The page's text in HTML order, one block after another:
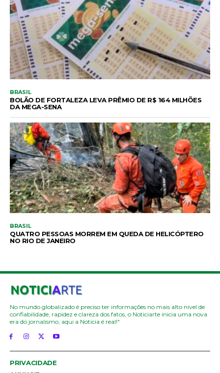
BRASIL
BOLÃO DE FORTALEZA LEVA PRÊMIO DE R$ 164 MILHÕES
DA MEGA-SENA
BRASIL
QUATRO PESSOAS MORREM EM QUEDA DE HELICÓPTERO
NO RIO DE JANEIRO
No mundo globalizado é preciso ter informações no mais alto nível de
confiabilidade, rapidez e clareza dos fatos, o Noticiarte inicia uma nova
era do jornalismo, aqui a Noticia é real!"
PRIVACIDADE